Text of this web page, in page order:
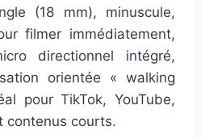
(18 mm), minuscule,
filmer immédiatement,
directionnel intégré,
orientée « walking
pour TikTok, YouTube,
contenus courts.